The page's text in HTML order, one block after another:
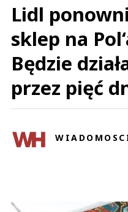
Lidl
sklep na
Będzie
przez pięć